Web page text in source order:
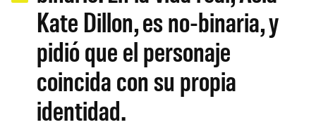
Kate Dillon, es no-binaria, y
pidió que el personaje
coincida con su propia
identidad.